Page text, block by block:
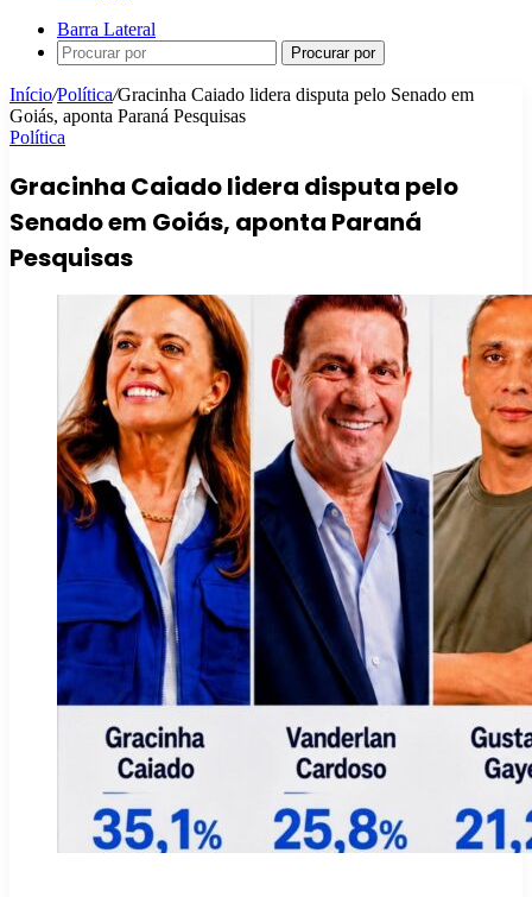
Barra Lateral
Procurar por
Início/Política/Gracinha Caiado lidera disputa pelo Senado em
Goiás, aponta Paraná Pesquisas
Política
Gracinha Caiado lidera disputa pelo
Senado em Goiás, aponta Paraná
Pesquisas